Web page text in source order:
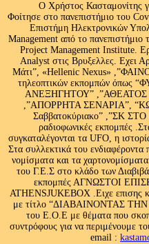
Ο Χρήστος Κασταμονίτης
Φοίτησε στο πανεπιστήμιο του
Επιστήμη Ηλεκτρονικών
Management από το πανεπιστήμιο
Project Management Institute.
Analyst στις Βρυξελλες. Εχει
Μάτι”, «Hellenic Nexus»
τηλεοπτικών εκπομπών
ΑΝΕΞΗΓΗΤΟΥ”
,”ΑΠΟΡΡΗΤΑ ΣΕΝΑΡΙΑ”,
Σαββατοκύριακο” ,”ΣΚ ΣΤΟ
ραδιοφωνικές εκπομπές
συγκαταλέγονται τα UFO, η
Στα συλλεκτικά του
νομίσματα και τα
του Γ.Ε.Σ στο κλάδο των
εκπομπές ΑΓΝΩΣΤΟΙ
ATHENSJUKEBOX .Ειχε επισης
με τίτλο “ΔΙΑΒΑΙΝΟΝΤΑΣ
του Ε.Ο.Ε με θέματα που
συντρόφους για να περιμένουμε
email :